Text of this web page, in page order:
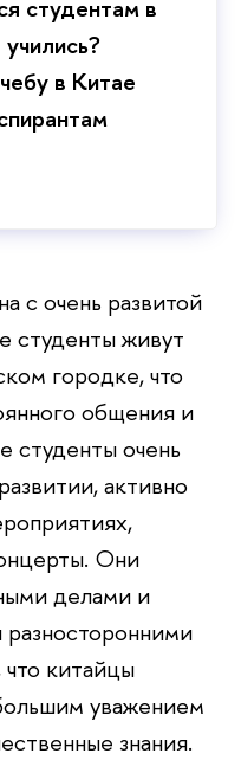
студентам в
в Китае
с очень развитой
студенты живут
городке, что
общения и
студенты очень
активно
Они
делами и
китайцы
уважением
знания.